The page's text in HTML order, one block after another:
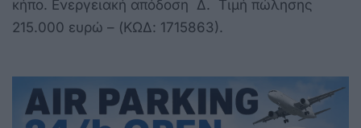
κήπο. Ενεργειακή απόδοση Δ. Τιμή πώλησης
215.000 ευρώ – (ΚΩΔ: 1715863).